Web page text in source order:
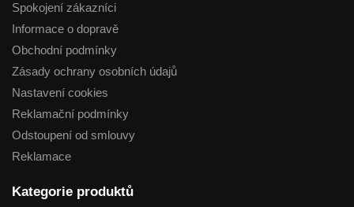
Spokojení zákazníci
Informace o dopravě
Obchodní podmínky
Zásady ochrany osobních údajů
Nastavení cookies
Reklamační podmínky
Odstoupení od smlouvy
Reklamace
Kategorie produktů